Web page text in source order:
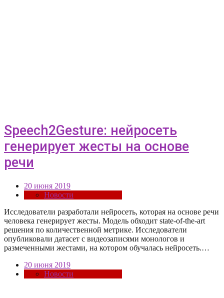
Speech2Gesture: нейросеть
генерирует жесты на основе
речи
20 июня 2019
Новости
Исследователи разработали нейросеть, которая на основе речи
человека генерирует жесты. Модель обходит state-of-the-art
решения по количественной метрике. Исследователи
опубликовали датасет с видеозаписями монологов и
размеченными жестами, на котором обучалась нейросеть.…
20 июня 2019
Новости